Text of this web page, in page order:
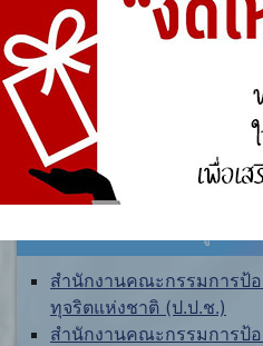
สำนักงานคณะกรรมการป้
ทุจริตแห่งชาติ (ป.ป.ช.)
สำนักงานคณะกรรมการป้